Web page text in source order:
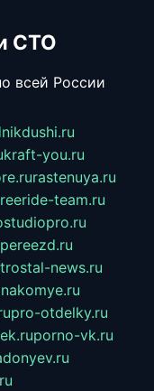
СТО
всей России
kraft-you.ru
rastenuya.ru
team.ru
news.ru
pro-otdelky.ru
porno-vk.ru